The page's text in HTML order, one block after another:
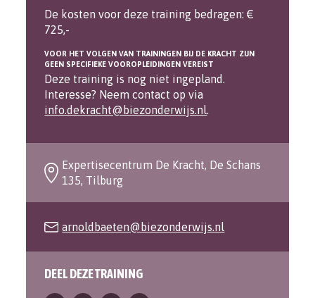
De kosten voor deze training bedragen: €
725,-
VOOR HET VOLGEN VAN TRAININGEN BIJ DE KRACHT ZIJN
GEEN SPECIFIEKE VOOROPLEIDINGEN VEREIST
Deze training is nog niet ingepland.
Interesse? Neem contact op via
info.dekracht@biezonderwijs.nl.
Expertisecentrum De Kracht, De Schans
135, Tilburg
arnoldbaeten@biezonderwijs.nl
DEEL DEZE TRAINING